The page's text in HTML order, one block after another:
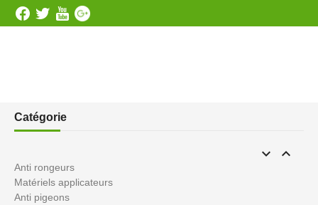
Catégorie
 
Anti rongeurs
Matériels applicateurs
Anti pigeons